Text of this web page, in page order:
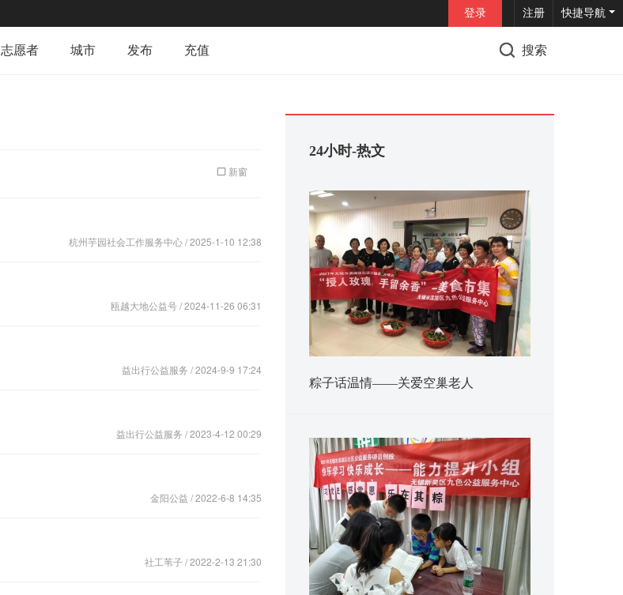
快捷导航
登录 注册
志愿者 城市 发布 充值 搜索
新窗
杭州芋园社会工作服务中心/ 2025-1-10 12:38
瓯越大地公益号/ 2024-11-26 06:31
益出行公益服务 / 2024-9-9 17:24
益出行公益服务 / 2023-4-12 00:29
金阳公益 / 2022-6-8 14:35
社工苇子/ 2022-2-13 21:30
24小时-热文
粽子话温情——关爱空巢老人